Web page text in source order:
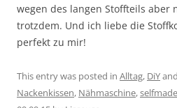
wegen des langen Stoffteils aber
trotzdem. Und ich liebe die
perfekt zu mir!
This entry was posted in Alltag, DiY
Nackenkissen, Nähmaschine,selfmade